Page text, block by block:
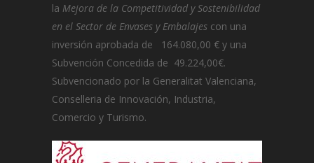
la Mejora de la Competitividad y Sostenibilidad
en el Sector de Envases y Embalajes con una
inversión aprobada de 164.080,00 € y una
Subvención Concedida de 49.224,00€.
Subvencionado por la Generalitat Valenciana,
Conselleria de Innovación, Industria,
Comercio y Turismo.